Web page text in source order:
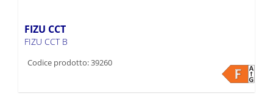
FIZU CCT
FIZU CCT B
Codice prodotto: 39260